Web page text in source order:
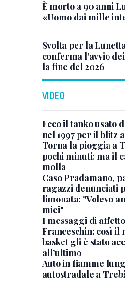
È morto a 90 anni
«Uomo dai mille
Svolta per la
conferma l’avvio
la fine del 2026
VIDEO
Ecco il tanko usato
nel 1997 per il blitz
Torna la pioggia a
pochi minuti: ma il
molla
Caso Pradamano,
ragazzi denunciati
limonata: "Volevo
miei"
I messaggi di
Franceschin: così il
basket gli è stato
all’ultimo
Auto in fiamme
autostradale a